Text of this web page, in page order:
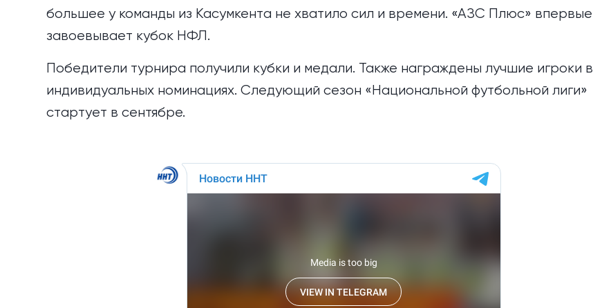
большее у команды из Касумкента не хватило сил и времени. «АЗС Плюс» впервые
завоевывает кубок НФЛ.
Победители турнира получили кубки и медали. Также награждены лучшие игроки в
индивидуальных номинациях. Следующий сезон «Национальной футбольной лиги»
стартует в сентябре.